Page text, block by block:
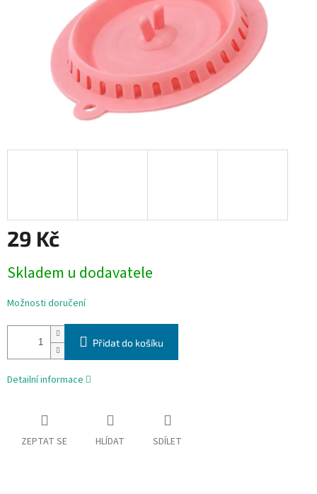
29 Kč
cena:
Skladem u dodavatele
Možnosti doručení
Přidat do košíku
Detailní informace
ZEPTAT SE HLÍDAT SDÍLET